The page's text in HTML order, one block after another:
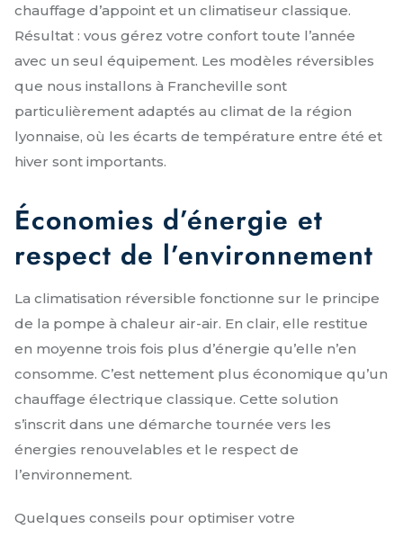
chauffage d’appoint et un climatiseur classique.
Résultat : vous gérez votre confort toute l’année
avec un seul équipement. Les modèles réversibles
que nous installons à Francheville sont
particulièrement adaptés au climat de la région
lyonnaise, où les écarts de température entre été et
hiver sont importants.
Économies d’énergie et
respect de l’environnement
La climatisation réversible fonctionne sur le principe
de la pompe à chaleur air-air. En clair, elle restitue
en moyenne trois fois plus d’énergie qu’elle n’en
consomme. C’est nettement plus économique qu’un
chauffage électrique classique. Cette solution
s’inscrit dans une démarche tournée vers les
énergies renouvelables et le respect de
l’environnement.
Quelques conseils pour optimiser votre